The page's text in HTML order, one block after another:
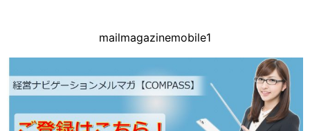
mailmagazinemobile1